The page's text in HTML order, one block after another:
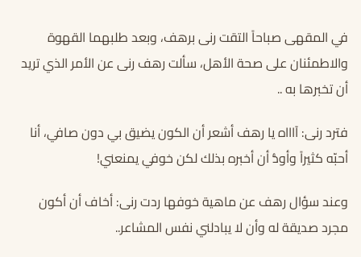
في المقهى صباحاً التقت رنى برهف، وبعد طلبهما القهوة
والاطمئنان على صحة الأهل، سألت رهف رنى عن الأمر الذي تريد
أن تخبرها به ..
فترد رنى: آاااه يا رهف أشعر أن الكون يضيق بي دون صافي، أنا
أحبّه كثيراً وأودُّ أن أخبره بذلك لكن خوفي يمنعني!
وعند سؤال رهف عن ماهية خوفها ردت رنى: أخاف أن أكون
مجرد صديقة له وأن لا يبادلني نفس المشاعر..